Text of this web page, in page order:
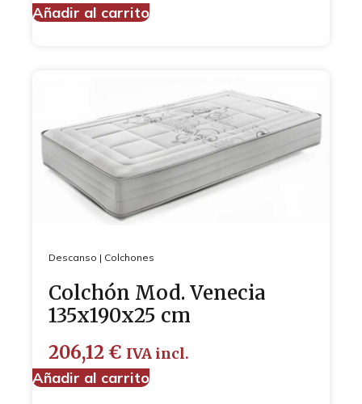
Añadir al carrito
Descanso | Colchones
Colchón Mod. Venecia
135x190x25 cm
206,12 € IVA incl.
Añadir al carrito